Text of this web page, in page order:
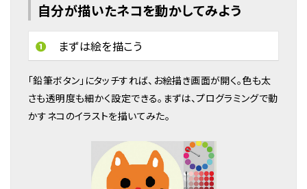
自分が描いたネコを動かしてみよう
❶ まずは絵を描こう
「鉛筆ボタン」にタッチすれば、お絵描き画面が開く。色も太
さも透明度も細かく設定できる。まずは、プログラミングで動
かすネコのイラストを描いてみた。